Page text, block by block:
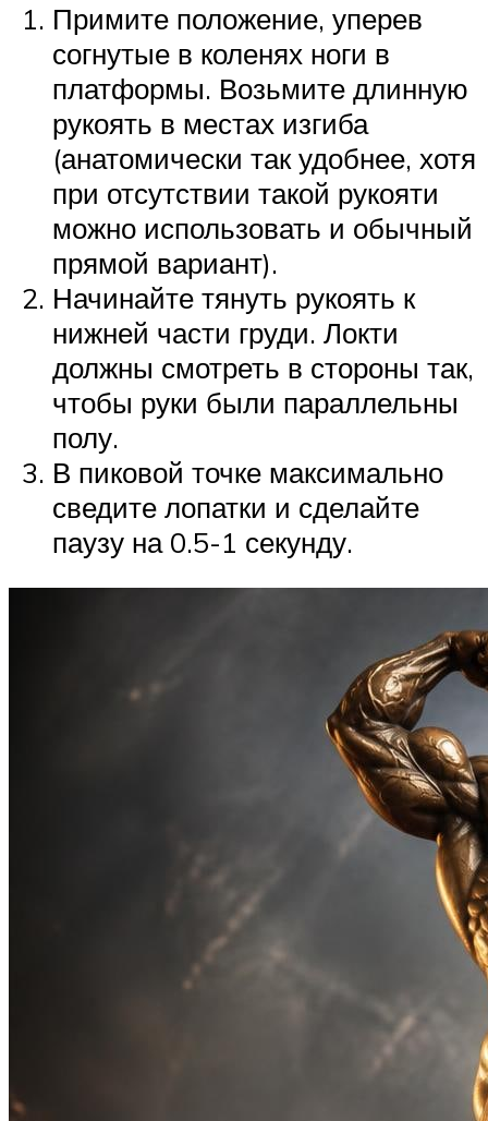
Примите положение, уперев
согнутые в коленях ноги в
платформы. Возьмите длинную
рукоять в местах изгиба
(анатомически так удобнее, хотя
при отсутствии такой рукояти
можно использовать и обычный
прямой вариант).
Начинайте тянуть рукоять к
нижней части груди. Локти
должны смотреть в стороны так,
чтобы руки были параллельны
полу.
В пиковой точке максимально
сведите лопатки и сделайте
паузу на 0.5-1 секунду.